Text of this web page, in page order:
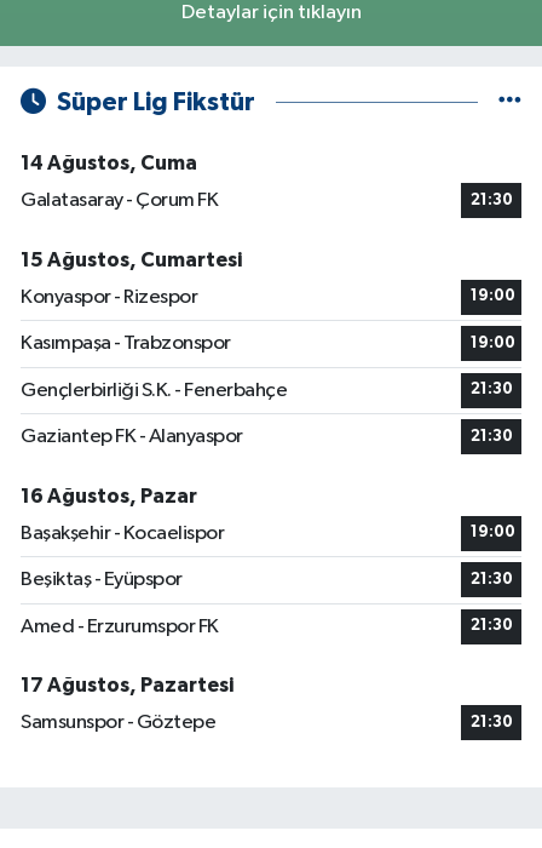
Detaylar için tıklayın
Süper Lig Fikstür
14 Ağustos, Cuma
Galatasaray - Çorum FK
21:30
15 Ağustos, Cumartesi
Konyaspor - Rizespor
19:00
Kasımpaşa - Trabzonspor 19:00
Gençlerbirliği S.K. - Fenerbahçe 21:30
Gaziantep FK - Alanyaspor 21:30
16 Ağustos, Pazar
Başakşehir - Kocaelispor
19:00
Beşiktaş - Eyüpspor 21:30
Amed - Erzurumspor FK 21:30
17 Ağustos, Pazartesi
Samsunspor - Göztepe
21:30